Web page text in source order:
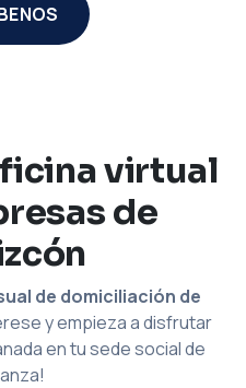
virtual
de
de domiciliación de
y empieza a disfrutar
en tu sede social de